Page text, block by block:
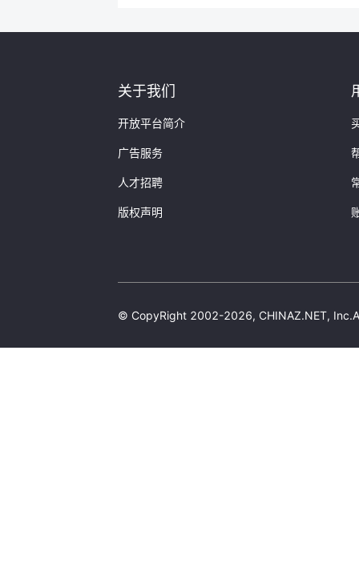
关于我们
开放平台简介
广告服务
人才招聘
版权声明
© CopyRight 2002-2026, CHINAZ.NET,